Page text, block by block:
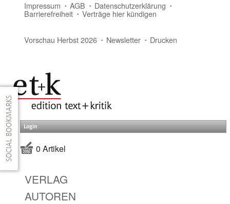
Impressum AGB Datenschutzerklärung
Barrierefreiheit Verträge hier kündigen
Vorschau Herbst 2026 Newsletter Drucken
Login
0 Artikel
VERLAG
AUTOREN